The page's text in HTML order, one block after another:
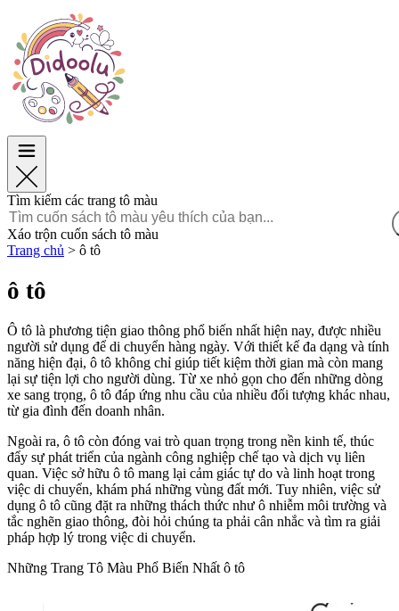
Phục Sinh
TOP Danh mục
Dành cho bé trai
Dành cho bé gái
Tiếng Việt
POLSKI
MALAGASY
TIẾNG
VIỆT
Phục Sinh
TOP Danh mục
Dành cho bé trai
Dành cho bé gái
Tìm kiếm các trang tô màu
Xáo trộn cuốn sách tô màu
Trang chủ > ô tô
ô tô
Ô tô là phương tiện giao thông phổ biến nhất hiện nay, được nhiều
người sử dụng để di chuyển hàng ngày. Với thiết kế đa dạng và tính
năng hiện đại, ô tô không chỉ giúp tiết kiệm thời gian mà còn mang
lại sự tiện lợi cho người dùng. Từ xe nhỏ gọn cho đến những dòng
xe sang trọng, ô tô đáp ứng nhu cầu của nhiều đối tượng khác nhau,
từ gia đình đến doanh nhân.
Ngoài ra, ô tô còn đóng vai trò quan trọng trong nền kinh tế, thúc
đẩy sự phát triển của ngành công nghiệp chế tạo và dịch vụ liên
quan. Việc sở hữu ô tô mang lại cảm giác tự do và linh hoạt trong
việc di chuyển, khám phá những vùng đất mới. Tuy nhiên, việc sử
dụng ô tô cũng đặt ra những thách thức như ô nhiễm môi trường và
tắc nghẽn giao thông, đòi hỏi chúng ta phải cân nhắc và tìm ra giải
pháp hợp lý trong việc di chuyển.
Những Trang Tô Màu Phổ Biến Nhất ô tô